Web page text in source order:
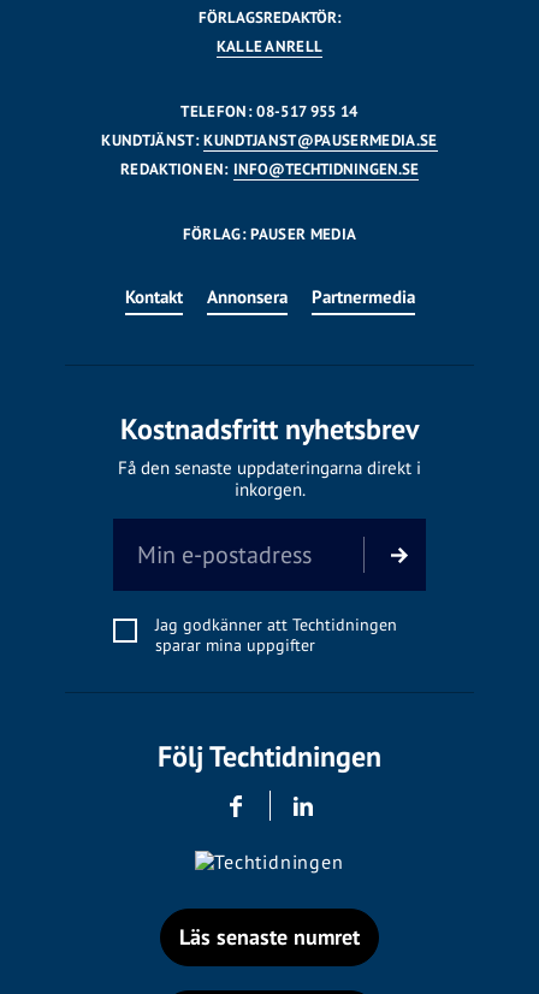
FÖRLAGSREDAKTÖR:
KALLE ANRELL
TELEFON: 08-517 955 14
KUNDTJÄNST:KUNDTJANST@PAUSERMEDIA.SE
REDAKTIONEN: INFO@TECHTIDNINGEN.SE
FÖRLAG: PAUSER MEDIA
Kontakt Annonsera Partnermedia
Kostnadsfritt nyhetsbrev
Få den senaste uppdateringarna direkt i
inkorgen.
Jag godkänner att Techtidningen
sparar mina uppgifter
Följ Techtidningen
Läs senaste numret